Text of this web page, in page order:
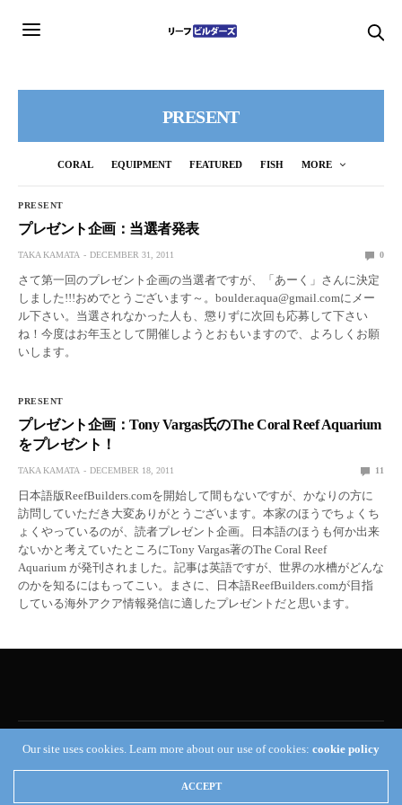
PRESENT
CORAL EQUIPMENT FEATURED FISH MORE
PRESENT
プレゼント企画：当選者発表
TAKA KAMATA DECEMBER 31, 2011 0
さて第一回のプレゼント企画の当選者ですが、「あーく」さんに決定
しました!!!おめでとうございます～。boulder.aqua@gmail.comにメー
ル下さい。当選されなかった人も、懲りずに次回も応募して下さい
ね！今度はお年玉として開催しようとおもいますので、よろしくお願
いします。
PRESENT
プレゼント企画：Tony Vargas氏のThe Coral Reef Aquarium
をプレゼント！
TAKA KAMATA DECEMBER 18, 2011 11
日本語版ReefBuilders.comを開始して間もないですが、かなりの方に
訪問していただき大変ありがとうございます。本家のほうでちょくち
ょくやっているのが、読者プレゼント企画。日本語のほうも何か出来
ないかと考えていたところにTony Vargas著のThe Coral Reef
Aquarium が発刊されました。記事は英語ですが、世界の水槽がどんな
のかを知るにはもってこい。まさに、日本語ReefBuilders.comが目指
している海外アクア情報発信に適したプレゼントだと思います。
Reef Builders
Our site uses cookies. Learn more about our use of cookies: cookie policy
ACCEPT